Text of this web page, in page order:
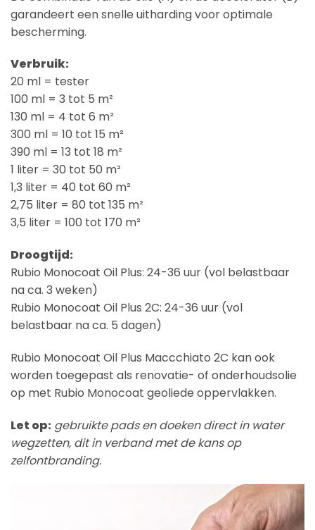
garandeert een snelle uitharding voor optimale
bescherming.
Verbruik:
20 ml = tester
100 ml = 3 tot 5 m²
130 ml = 4 tot 6 m²
300 ml = 10 tot 15 m²
390 ml = 13 tot 18 m²
1 liter = 30 tot 50 m²
1,3 liter = 40 tot 60 m²
2,75 liter = 80 tot 135 m²
3,5 liter = 100 tot 170 m²
Droogtijd:
Rubio Monocoat Oil Plus: 24-36 uur (vol belastbaar
na ca. 3 weken)
Rubio Monocoat Oil Plus 2C: 24-36 uur (vol
belastbaar na ca. 5 dagen)
Rubio Monocoat Oil Plus Maccchiato 2C kan ook
worden toegepast als renovatie- of onderhoudsolie
op met Rubio Monocoat geoliede oppervlakken.
Let op: gebruikte pads en doeken direct in water
wegzetten, dit in verband met de kans op
zelfontbranding.